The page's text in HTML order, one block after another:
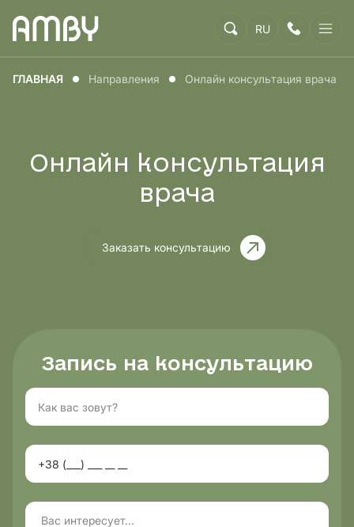
RU
ГЛАВНАЯ Направления Онлайн консультация врача
Онлайн консультация
врача
Заказать консультацию
Запись на консультацию